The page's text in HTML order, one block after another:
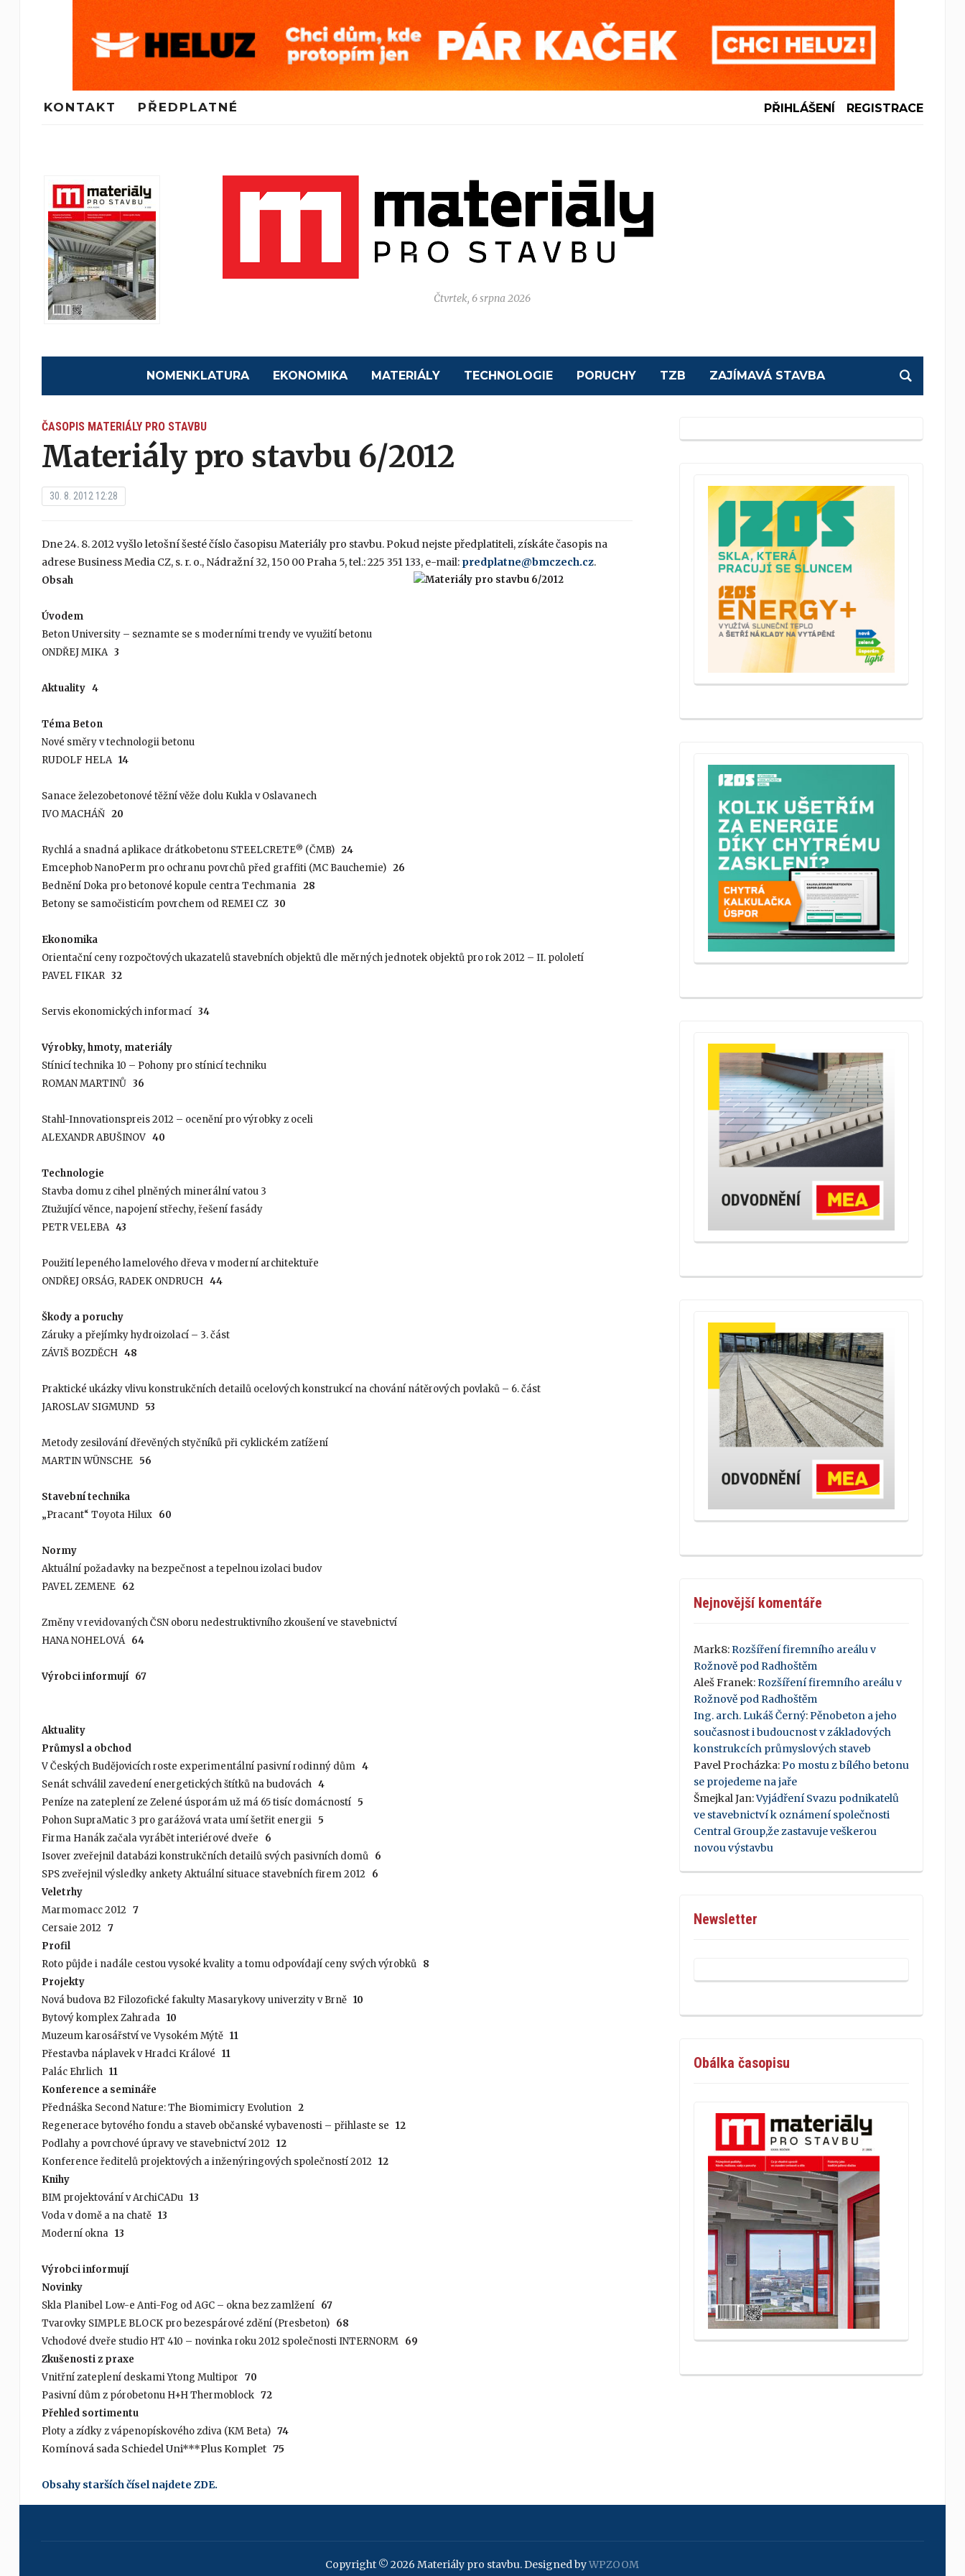
KONTAKT PŘEDPLATNÉ PŘIHLÁŠENÍ REGISTRACE
Čtvrtek, 6 srpna 2026
NOMENKLATURA EKONOMIKA MATERIÁLY TECHNOLOGIE PORUCHY TZB ZAJÍMAVÁ STAVBA
ČASOPIS MATERIÁLY PRO STAVBU
Materiály pro stavbu 6/2012
30. 8. 2012 12:28
Dne 24. 8. 2012 vyšlo letošní šesté číslo časopisu Materiály pro stavbu. Pokud nejste předplatiteli, získáte časopis na
adrese Business Media CZ, s. r. o., Nádražní 32, 150 00 Praha 5, tel.: 225 351 133, e-mail: predplatne@bmczech.cz.
Obsah
Úvodem
Beton University – seznamte se s moderními trendy ve využití betonu
ONDŘEJ MIKA 3
Aktuality4
Téma Beton
Nové směry v technologii betonu
RUDOLF HELA 14
Sanace železobetonové těžní věže dolu Kukla v Oslavanech
IVO MACHÁŇ 20
Rychlá a snadná aplikace drátkobetonu STEELCRETE® (ČMB) 24
Emcephob NanoPerm pro ochranu povrchů před graffiti (MC Bauchemie) 26
Bednění Doka pro betonové kopule centra Techmania 28
Betony se samočisticím povrchem od REMEI CZ 30
Ekonomika
Orientační ceny rozpočtových ukazatelů stavebních objektů dle měrných jednotek objektů pro rok 2012 – II. pololetí
PAVEL FIKAR 32
Servis ekonomických informací 34
Výrobky, hmoty, materiály
Stínicí technika 10 – Pohony pro stínicí techniku
ROMAN MARTINŮ 36
Stahl-Innovationspreis 2012 – ocenění pro výrobky z oceli
ALEXANDR ABUŠINOV 40
Technologie
Stavba domu z cihel plněných minerální vatou 3
Ztužující věnce, napojení střechy, řešení fasády
PETR VELEBA 43
Použití lepeného lamelového dřeva v moderní architektuře
ONDŘEJ ORSÁG, RADEK ONDRUCH 44
Škody a poruchy
Záruky a přejímky hydroizolací – 3. část
ZÁVIŠ BOZDĚCH 48
Praktické ukázky vlivu konstrukčních detailů ocelových konstrukcí na chování nátěrových povlaků – 6. část
JAROSLAV SIGMUND 53
Metody zesilování dřevěných styčníků při cyklickém zatížení
MARTIN WÜNSCHE 56
Stavební technika
„Pracant“ Toyota Hilux 60
Normy
Aktuální požadavky na bezpečnost a tepelnou izolaci budov
PAVEL ZEMENE 62
Změny v revidovaných ČSN oboru nedestruktivního zkoušení ve stavebnictví
HANA NOHELOVÁ 64
Výrobci informují67
Aktuality
Průmysl a obchod
V Českých Budějovicích roste experimentální pasivní rodinný dům 4
Senát schválil zavedení energetických štítků na budovách 4
Peníze na zateplení ze Zelené úsporám už má 65 tisíc domácností 5
Pohon SupraMatic 3 pro garážová vrata umí šetřit energii 5
Firma Hanák začala vyrábět interiérové dveře 6
Isover zveřejnil databázi konstrukčních detailů svých pasivních domů 6
SPS zveřejnil výsledky ankety Aktuální situace stavebních firem 2012 6
Veletrhy
Marmomacc 2012 7
Cersaie 2012 7
Profil
Roto půjde i nadále cestou vysoké kvality a tomu odpovídají ceny svých výrobků 8
Projekty
Nová budova B2 Filozofické fakulty Masarykovy univerzity v Brně 10
Bytový komplex Zahrada 10
Muzeum karosářství ve Vysokém Mýtě 11
Přestavba náplavek v Hradci Králové 11
Palác Ehrlich 11
Konference a semináře
Přednáška Second Nature: The Biomimicry Evolution 2
Regenerace bytového fondu a staveb občanské vybavenosti – přihlaste se 12
Podlahy a povrchové úpravy ve stavebnictví 2012 12
Konference ředitelů projektových a inženýringových společností 2012 12
Knihy
BIM projektování v ArchiCADu 13
Voda v domě a na chatě 13
Moderní okna 13
Výrobci informují
Novinky
Skla Planibel Low-e Anti-Fog od AGC – okna bez zamlžení 67
Tvarovky SIMPLE BLOCK pro bezespárové zdění (Presbeton) 68
Vchodové dveře studio HT 410 – novinka roku 2012 společnosti INTERNORM 69
Zkušenosti z praxe
Vnitřní zateplení deskami Ytong Multipor 70
Pasivní dům z pórobetonu H+H Thermoblock 72
Přehled sortimentu
Ploty a zídky z vápenopískového zdiva (KM Beta) 74
Komínová sada Schiedel Uni***Plus Komplet 75
Obsahy starších čísel najdete ZDE.
Nejnovější komentáře
Mark8:Rozšíření firemního areálu v
Rožnově pod Radhoštěm
Aleš Franek:Rozšíření firemního areálu v
Rožnově pod Radhoštěm
Ing. arch. Lukáš Černý:Pěnobeton a jeho
současnost i budoucnost v základových
konstrukcích průmyslových staveb
Pavel Procházka:Po mostu z bílého betonu
se projedeme na jaře
Šmejkal Jan:Vyjádření Svazu podnikatelů
ve stavebnictví k oznámení společnosti
Central Group,že zastavuje veškerou
novou výstavbu
Newsletter
Obálka časopisu
Copyright © 2026 Materiály pro stavbu.Designed byWPZOOM